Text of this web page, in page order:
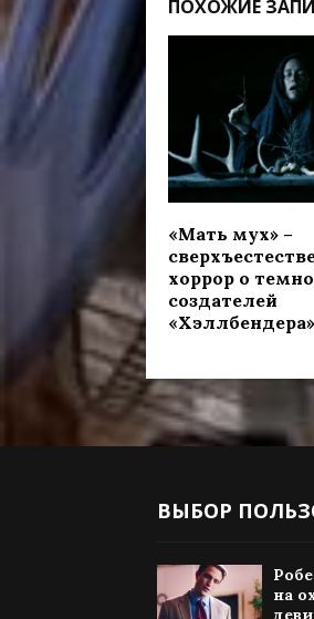
ПОХОЖИЕ
«Мать мух» –
хоррор о
создателей
«Хэллбендера»
ВЫБОР
на